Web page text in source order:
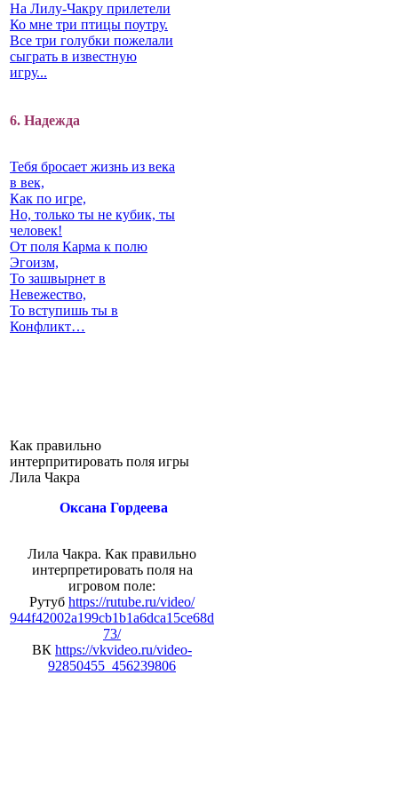
На Лилу-Чакру прилетели
Ко мне три птицы поутру.
Все три голубки пожелали
сыграть в известную
игру...
6. Надежда
Тебя бросает жизнь из века
в век,
Как по игре,
Но, только ты не кубик, ты
человек!
От поля Карма к полю
Эгоизм,
То зашвырнет в
Невежество,
То вступишь ты в
Конфликт…
Как правильно
интерпритировать поля игры
Лила Чакра
Оксана Гордеева
Лила Чакра. Как правильно
интерпретировать поля на
игровом поле:
Рутуб https://rutube.ru/video/
944f42002a199cb1b1a6dca15ce68d
73/
ВК https://vkvideo.ru/video-
92850455_456239806